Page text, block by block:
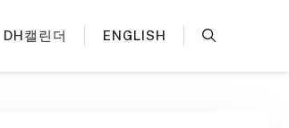
DH캘린더 ENGLISH